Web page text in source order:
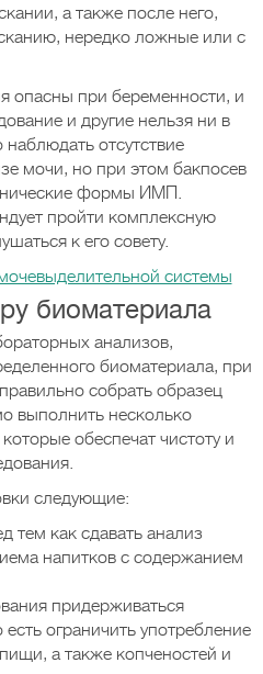
а также после него,
нередко ложные или с
опасны при беременности, и
и другие нельзя ни в
отсутствие
мочи, но при этом бакпосев
формы ИМП.
пройти комплексную
к его совету.
биоматериала
анализов,
биоматериала, при
собрать образец
выполнить несколько
обеспечат чистоту и
следующие:
тем как сдавать анализ
напитков с содержанием
придерживаться
ограничить употребление
а также копченостей и